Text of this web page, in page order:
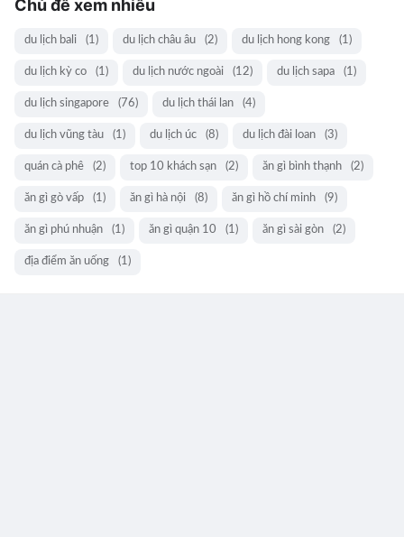
Chủ đề xem nhiều
du lịch bali (1) du lịch châu âu (2) du lịch hong kong (1)
du lịch kỳ co (1) du lịch nước ngoài (12) du lịch sapa (1)
du lịch singapore (76) du lịch thái lan (4)
du lịch vũng tàu (1) du lịch úc (8) du lịch đài loan (3)
quán cà phê (2) top 10 khách sạn (2) ăn gì bình thạnh (2)
ăn gì gò vấp (1) ăn gì hà nội (8) ăn gì hồ chí minh (9)
ăn gì phú nhuận (1) ăn gì quận 10 (1) ăn gì sài gòn (2)
địa điểm ăn uống (1)